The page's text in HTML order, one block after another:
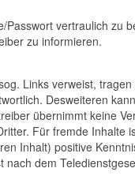
vertraulich zu
zu informieren.
Links verweist,
Desweiteren
übernimmt keine
Für fremde Inhalte
Inhalt) positive
dem